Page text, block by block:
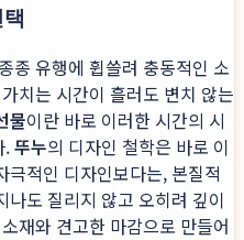
종 유행에 휩쓸려 충동적인 소
치는 시간이 흘러도 변치 않는
물이란 바로 이러한 시간의 시
.뚜누의 디자인 철학은 바로 이
적인 디자인보다는, 본질적
도 질리지 않고 오히려 깊이
재와 견고한 마감으로 만들어